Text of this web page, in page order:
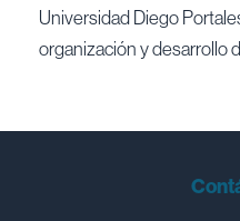
Universidad Diego
organización y desarrollo